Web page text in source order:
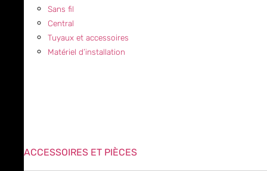
Sans fil
Central
Tuyaux et accessoires
Matériel d’installation
ACCESSOIRES ET PIÈCES